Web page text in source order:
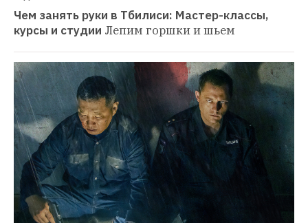
Чем занять руки в Тбилиси: Мастер-классы,
курсы и студии Лепим горшки и шьем